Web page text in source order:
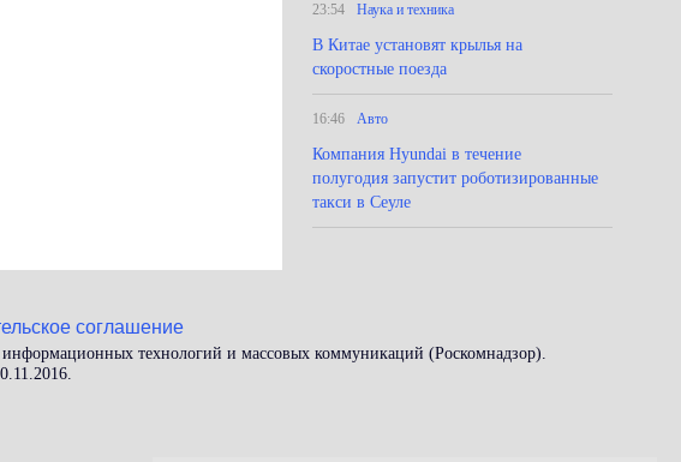
23:54 Наука и техника
В Китае установят крылья на
скоростные поезда
16:46 Авто
Компания Hyundai в течение
полугодия запустит роботизированные
такси в Сеуле
соглашение
технологий и массовых коммуникаций (Роскомнадзор).